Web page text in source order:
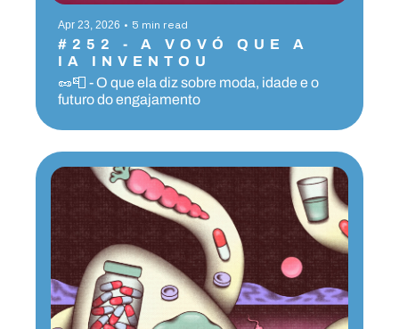
Apr 23, 2026 • 5 min read
#252 - A VOVÓ QUE A
IA INVENTOU
🥜📮 - O que ela diz sobre moda, idade e o
futuro do engajamento